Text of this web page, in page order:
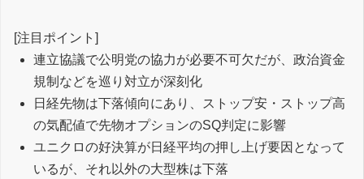
[注目ポイント]
連立協議で公明党の協力が必要不可欠だが、政治資金
規制などを巡り対立が深刻化
日経先物は下落傾向にあり、ストップ安・ストップ高
の気配値で先物オプションのSQ判定に影響
ユニクロの好決算が日経平均の押し上げ要因となって
いるが、それ以外の大型株は下落